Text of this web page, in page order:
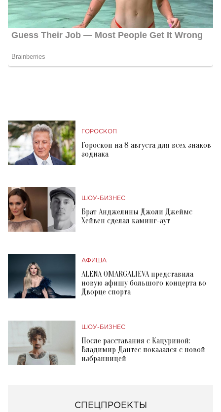
ГОРОСКОП
Гороскоп на 8 августа для всех знаков
зодиака
ШОУ-БИЗНЕС
Брат Анджелины Джоли Джеймс
Хейвен сделал каминг-аут
АФИША
ALENA OMARGALIEVA представила
новую афишу большого концерта во
Дворце спорта
ШОУ-БИЗНЕС
После расставания с Кацуриной:
Владимир Дантес показался с новой
избранницей
СПЕЦПРОЕКТЫ